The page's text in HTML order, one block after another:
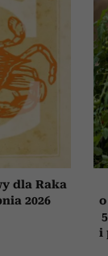
dla Raka
2026
i